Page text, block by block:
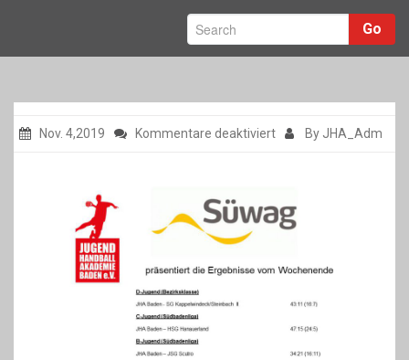
Berichte
Go
Nov. 4,2019 Kommentare deaktiviertfür By JHA_Adm